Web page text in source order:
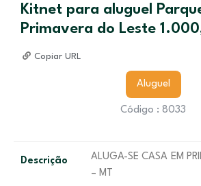
Kitnet para aluguel
Primavera do Leste
Copiar URL
Aluguel
Código : 8033
Descrição
ALUGA-SE CASA EM
– MT